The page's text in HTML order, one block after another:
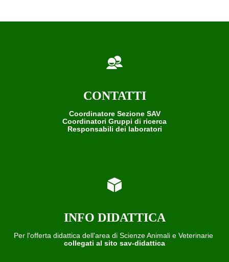
CONTATTI
Coordinatore Sezione SAV
Coordinatori Gruppi di ricerca
Responsabili dei laboratori
INFO DIDATTICA
Per l'offerta didattica dell'area di Scienze Animali e Veterinarie
collegati al sito sav-didattica